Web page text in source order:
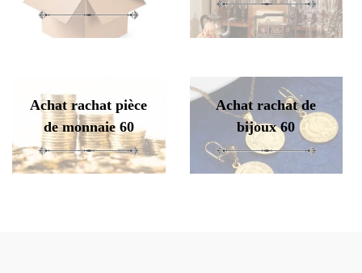
Achat rachat pièce
de monnaie 60
Achat rachat de
bijoux 60